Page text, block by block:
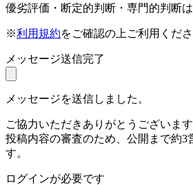
優劣評価・断定的判断・専門的判断は
※利用規約をご確認の上ご利用くだ
メッセージ送信完了
メッセージを送信しました。
ご協力いただきありがとうございます
投稿内容の審査のため、公開まで約3
す。
ログインが必要です